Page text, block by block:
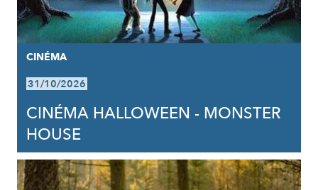
CINÉMA
31/10/2026
CINÉMA HALLOWEEN - MONSTER
HOUSE